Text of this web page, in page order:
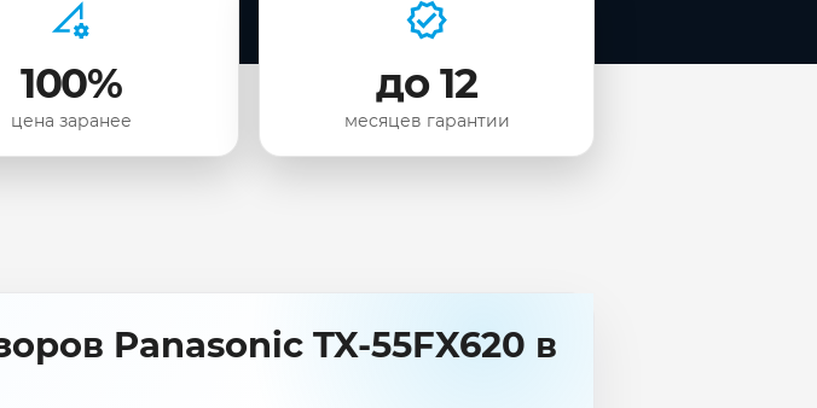
100%
цена заранее
до 12
месяцев гарантии
Panasonic TX-55FX620 в